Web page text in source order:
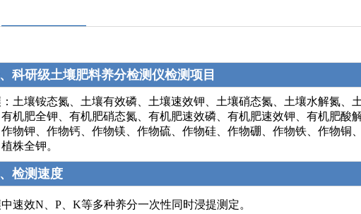
科研级土壤肥料养分检测仪检测项目
土壤铵态氮、土壤有效磷、土壤速效钾、土壤硝态氮、土壤水解氮、
机肥全钾、有机肥硝态氮、有机肥速效磷、有机肥速效钾、有机肥酸
物钾、作物钙、作物镁、作物硫、作物硅、作物硼、作物铁、作物铜
株全钾。
检测速度
速效N、P、K等多种养分一次性同时浸提测定。